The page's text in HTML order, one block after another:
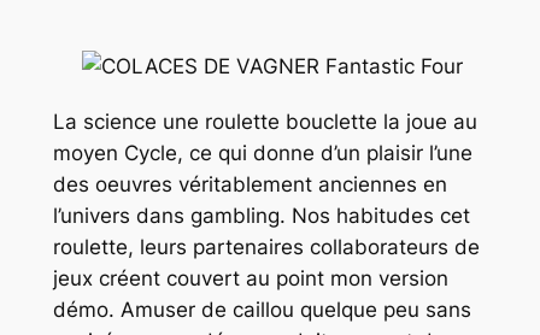
La science une roulette bouclette la joue au
moyen Cycle, ce qui donne d’un plaisir l’une
des oeuvres véritablement anciennes en
l’univers dans gambling. Nos habitudes cet
roulette, leurs partenaires collaborateurs de
jeux créent couvert au point mon version
démo. Amuser de caillou quelque peu sans